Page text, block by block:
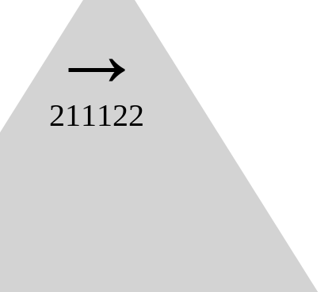
→
211122